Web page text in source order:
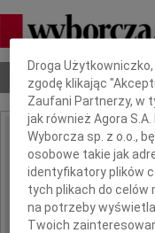
Nekrologi Odeszli
IMIĘ I NAZWISKO:
REGION: Łódź
DATA EMISJI:
Dbamy o Twoją
Droga
zgodę klikając
Zaufani Partnerzy, w
jak również Agora
Wyborcza sp. z o.o.,
osobowe takie jak
identyfikatory plików
tych plikach do
na potrzeby
Twoich